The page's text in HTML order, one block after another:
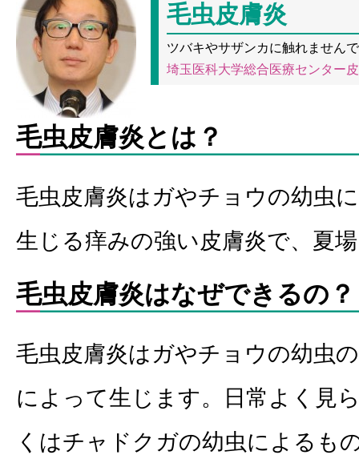
毛虫皮膚炎
ツバキやサザンカに触れません
埼玉医科大学総合医療センタ
毛虫皮膚炎とは？
毛虫皮膚炎はガやチョウの幼虫
生じる痒みの強い皮膚炎で、夏
毛虫皮膚炎はなぜできるの？
毛虫皮膚炎はガやチョウの幼虫
によって生じます。日常よく見
くはチャドクガの幼虫によるも